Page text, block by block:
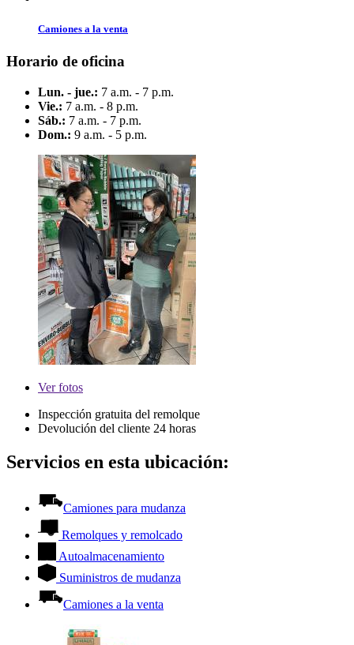
Camiones a la venta
Horario de oficina
Lun. - jue.: 7 a.m. - 7 p.m.
Vie.: 7 a.m. - 8 p.m.
Sáb.: 7 a.m. - 7 p.m.
Dom.: 9 a.m. - 5 p.m.
Verfotos
Inspección gratuita del remolque
Devolución del cliente 24 horas
Servicios en esta ubicación:
Camiones para mudanza
Remolques y remolcado
Autoalmacenamiento
Suministros de mudanza
Camiones a la venta